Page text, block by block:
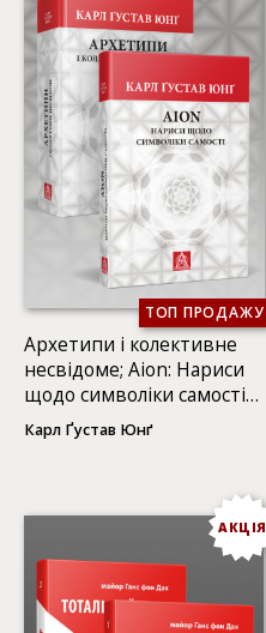
ТОП ПРОДАЖУ
Архетипи і колективне
несвідоме; Аion: Нариси
щодо символіки самості
(2 КНИГИ)
Карл Ґустав Юнґ
АКЦІЯ